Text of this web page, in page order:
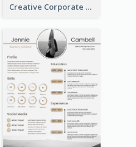
Creative Corporate Teal Resume